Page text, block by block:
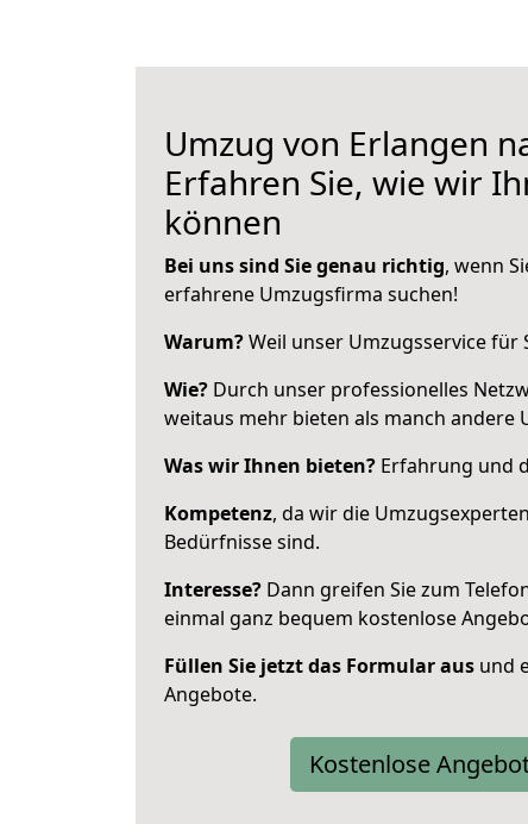
Umzug von Erlangen
Erfahren Sie, wie wir
können
Bei uns sind Sie genau richtig, wenn
erfahrene Umzugsfirma suchen!
Warum?Weil unser Umzugsservice für
Wie? Durch unser professionelles
weitaus mehr bieten als manch andere
Was wir Ihnen bieten? Erfahrung und
Kompetenz, da wir die
Bedürfnisse sind.
Interesse? Dann greifen Sie zum
einmal ganz bequem kostenlose
Füllen Sie jetzt das Formular aus und
Angebote.
Kostenlose